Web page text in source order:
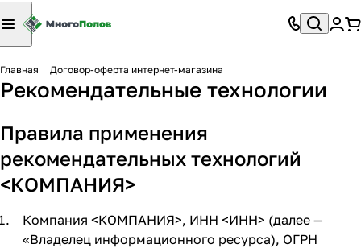
Главная Договор-оферта интернет-магазина
Рекомендательные технологии
Правила применения
рекомендательных технологий
<КОМПАНИЯ>
Компания <КОМПАНИЯ>, ИНН <ИНН> (далее —
«Владелец информационного ресурса), ОГРН